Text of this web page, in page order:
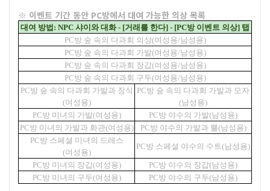
※ 이벤트 기간 동안 PC방에서 대여 가능한 의상 목록
대여 방법: NPC 샤이와 대화 - [거래를 한다] - [PC방 이벤트 의상] 탭
PC방 숲 속의 다과회 의상(여성용/남성용)
PC방 숲 속의 다과회 가발(여성용/남성용)
PC방 숲 속의 다과회 장갑(여성용/남성용)
PC방 숲 속의 다과회 구두(여성용/남성용)
PC방 숲 속의 다과회 가발과 장식
(여성용)
PC방 숲 속의 다과회 가발과 모자
(남성용)
PC방 미녀의 가발(여성용)
PC방 야수의 가발(남성용)
PC방 미녀의 가발과 화관(여성용)
PC방 야수의 가발과 뿔(남성용)
PC방 스페셜 미녀의 드레스
(여성용)
PC방 스페셜 야수의 수트(남성용)
PC방 미녀의 장갑(여성용)
PC방 야수의 장갑(남성용)
PC방 미녀의 구두(여성용)
PC방 야수의 구두(남성용)